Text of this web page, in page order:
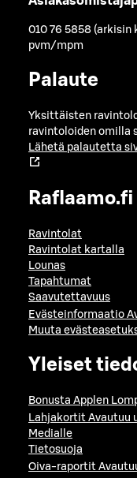
010 76 5858 (arkisin
pvm/mpm
Palaute
Yksittäisten
ravintoloiden omilla
Lähetä palautetta
Raflaamo.fi
Ravintolat
Ravintolat kartalla
Lounas
Tapahtumat
Saavutettavuus
Evästeinformaatio
Muuta
Yleiset
Bonusta Applen
Lahjakortit Avautuu
Medialle
Tietosuoja
Oiva-raportit